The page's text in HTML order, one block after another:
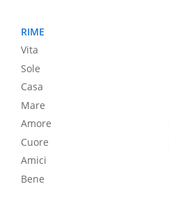
RIME
Vita
Sole
Casa
Mare
Amore
Cuore
Amici
Bene